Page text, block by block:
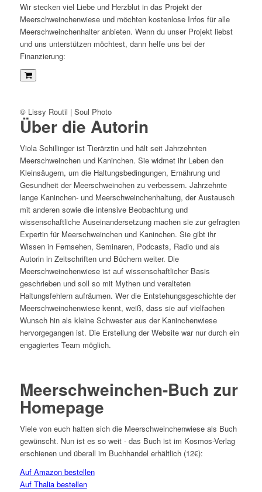
Wir stecken viel Liebe und Herzblut in das Projekt der
Meerschweinchenwiese und möchten kostenlose Infos für alle
Meerschweinchenhalter anbieten. Wenn du unser Projekt liebst
und uns unterstützen möchtest, dann helfe uns bei der
Finanzierung:
© Lissy Routil | Soul Photo
Über die Autorin
Viola Schillinger ist Tierärztin und hält seit Jahrzehnten
Meerschweinchen und Kaninchen. Sie widmet ihr Leben den
Kleinsäugern, um die Haltungsbedingungen, Ernährung und
Gesundheit der Meerschweinchen zu verbessern. Jahrzehnte
lange Kaninchen- und Meerschweinchenhaltung, der Austausch
mit anderen sowie die intensive Beobachtung und
wissenschaftliche Auseinandersetzung machen sie zur gefragten
Expertin für Meerschweinchen und Kaninchen. Sie gibt ihr
Wissen in Fernsehen, Seminaren, Podcasts, Radio und als
Autorin in Zeitschriften und Büchern weiter. Die
Meerschweinchenwiese ist auf wissenschaftlicher Basis
geschrieben und soll so mit Mythen und veralteten
Haltungsfehlern aufräumen. Wer die Entstehungsgeschichte der
Meerschweinchenwiese kennt, weiß, dass sie auf vielfachen
Wunsch hin als kleine Schwester aus der Kaninchenwiese
hervorgegangen ist. Die Erstellung der Website war nur durch ein
engagiertes Team möglich.
Meerschweinchen-Buch zur
Homepage
Viele von euch hatten sich die Meerschweinchenwiese als Buch
gewünscht. Nun ist es so weit - das Buch ist im Kosmos-Verlag
erschienen und überall im Buchhandel erhältlich (12€):
Auf Amazon bestellen
Auf Thalia bestellen